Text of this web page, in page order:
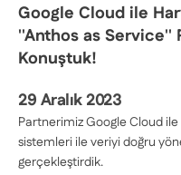
Google Cloud ile
''Anthos as Service''
Konuştuk!
29 Aralık 2023
Partnerimiz Google Cloud
sistemleri ile veriyi doğru
gerçekleştirdik.